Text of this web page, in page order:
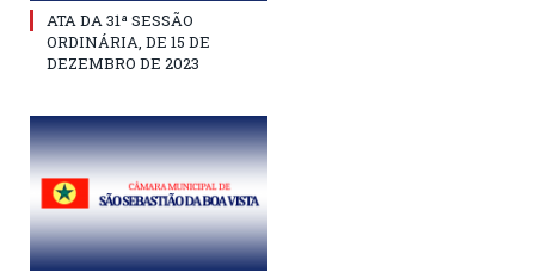
ATA DA 31ª SESSÃO
ORDINÁRIA, DE 15 DE
DEZEMBRO DE 2023